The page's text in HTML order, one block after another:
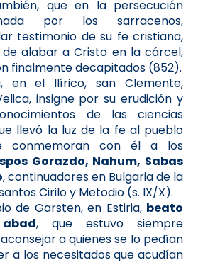
que en la persecución
por los sarracenos,
testimonio de su fe cristiana,
alabar a Cristo en la cárcel,
finalmente decapitados (852).
en el Ilírico, san Clemente,
insigne por su erudición y
de las ciencias
llevó la luz de la fe al pueblo
conmemoran con él a los
Gorazdo, Nahum, Sabas
, continuadores en Bulgaria de la
Cirilo y Metodio (s. IX/X).
de Garsten, en Estiria, beato
, que estuvo siempre
a quienes se lo pedían
a los necesitados que acudían